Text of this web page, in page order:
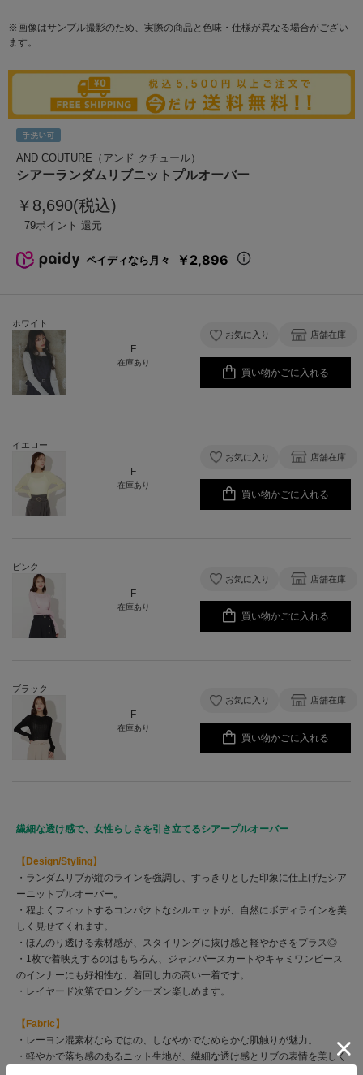
※画像はサンプル撮影のため、実際の商品と色味・仕様が異なる場合がござい
ます。
AND COUTURE（アンド クチュール）
シアーランダムリブニットプルオーバー
￥8,690(税込)
79
ホワイト
F
在庫あり
お気に入り 店舗在庫
買い物かごに入れる
イエロー
F
在庫あり
お気に入り 店舗在庫
買い物かごに入れる
ピンク
F
在庫あり
お気に入り 店舗在庫
買い物かごに入れる
ブラック
F
在庫あり
お気に入り 店舗在庫
買い物かごに入れる
ペイディなら月々 ￥2,896
繊細な透け感で、女性らしさを引き立てるシアープルオーバー
【Design/Styling】
・ランダムリブが縦のラインを強調し、すっきりとした印象に仕上げたシア
ーニットプルオーバー。
・程よくフィットするコンパクトなシルエットが、自然にボディラインを美
しく見せてくれます。
・ほんのり透ける素材感が、スタイリングに抜け感と軽やかさをプラス◎
・1枚で着映えするのはもちろん、ジャンパースカートやキャミワンピース
のインナーにも好相性な、着回し力の高い一着です。
・レイヤード次第でロングシーズン楽しめます。
【Fabric】
・レーヨン混素材ならではの、しなやかでなめらかな肌触りが魅力。
・軽やかで落ち感のあるニット生地が、繊細な透け感とリブの表情を美しく